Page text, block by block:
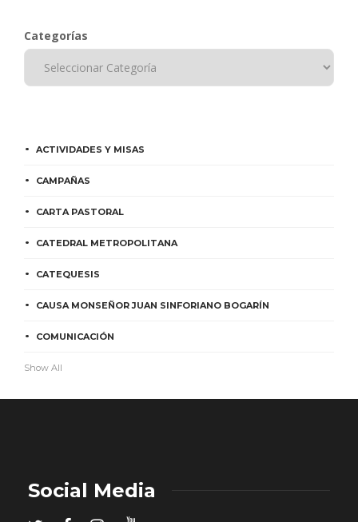
Categorías
ACTIVIDADES Y MISAS
CAMPAÑAS
CARTA PASTORAL
CATEDRAL METROPOLITANA
CATEQUESIS
CAUSA MONSEÑOR JUAN SINFORIANO BOGARÍN
COMUNICACIÓN
Show All
Social Media